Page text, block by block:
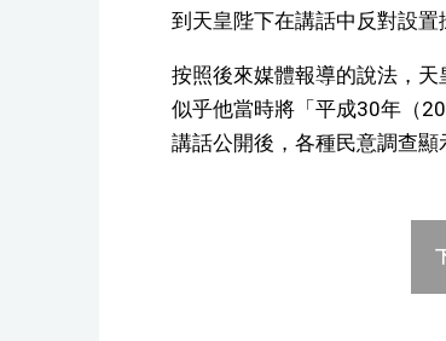
到天皇陛下在講話中反對設置
按照後來媒體報導的說法，天
似乎他當時將「平成30年（
講話公開後，各種民意調查顯